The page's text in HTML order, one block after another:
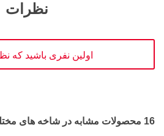
نظرات
اولین نفری باشید که
16 محصولات مشابه در شاخه های مختلف: